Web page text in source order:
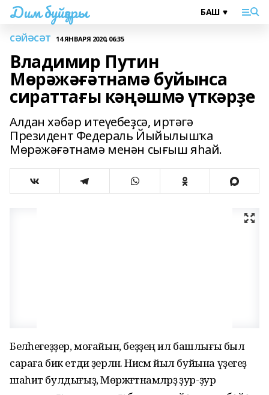
Дим буйҙары
СӘЙӘСӘТ 14 ЯНВАРЯ 2020, 06:35
Владимир Путин
Мөрәжәғәтнамә буйынса
сираттағы кәңәшмә үткәрҙе
Алдан хәбәр итеүебеҙсә, иртәгә
Президент Федераль Йыйылышҡа
Мөрәжәғәтнамә менән сығыш яһай.
Беләһегеҙҙер, моғайын, беҙҙең ил башлығы был
сараға бик етди әҙерләнә. Нисәмә йыл буйына үҙегеҙ
шаһит булдығыҙ, Мөрәжәғәтнамәләрҙә ҙур-ҙур